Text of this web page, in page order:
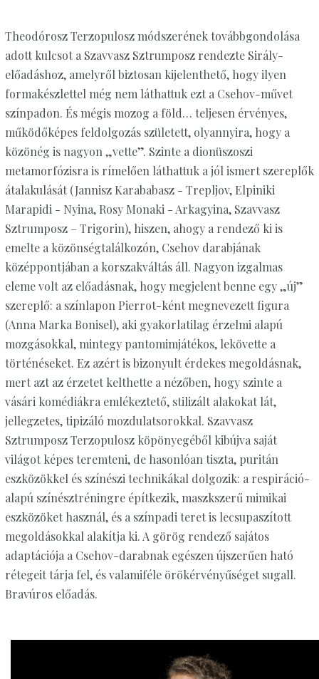
Theodórosz Terzopulosz módszerének továbbgondolása
adott kulcsot a Szavvasz Sztrumposz rendezte Sirály-
előadáshoz, amelyről biztosan kijelenthető, hogy ilyen
formakészlettel még nem láthattuk ezt a Csehov-művet
színpadon. És mégis mozog a föld… teljesen érvényes,
működőképes feldolgozás született, olyannyira, hogy a
közönég is nagyon „vette”. Szinte a dionüszoszi
metamorfózisra is rímelően láthattuk a jól ismert szereplők
átalakulását (Jannisz Karababasz - Trepljov, Elpiniki
Marapidi - Nyina, Rosy Monaki - Arkagyina, Szavvasz
Sztrumposz – Trigorin), hiszen, ahogy a rendező ki is
emelte a közönségtalálkozón, Csehov darabjának
középpontjában a korszakváltás áll. Nagyon izgalmas
eleme volt az előadásnak, hogy megjelent benne egy „új”
szereplő: a színlapon Pierrot-ként megnevezett figura
(Anna Marka Bonisel), aki gyakorlatilag érzelmi alapú
mozgásokkal, mintegy pantomimjátékos, lekövette a
történéseket. Ez azért is bizonyult érdekes megoldásnak,
mert azt az érzetet kelthette a nézőben, hogy szinte a
vásári komédiákra emlékeztető, stilizált alakokat lát,
jellegzetes, tipizáló mozdulatsorokkal. Szavvasz
Sztrumposz Terzopulosz köpönyegéből kibújva saját
világot képes teremteni, de hasonlóan tiszta, puritán
eszközökkel és színészi technikákal dolgozik: a respiráció-
alapú színésztréningre építkezik, maszkszerű mimikai
eszközöket használ, és a színpadi teret is lecsupaszított
megoldásokkal alakítja ki. A görög rendező sajátos
adaptációja a Csehov-darabnak egészen újszerűen ható
rétegeit tárja fel, és valamiféle örökérvényűséget sugall.
Bravúros előadás.